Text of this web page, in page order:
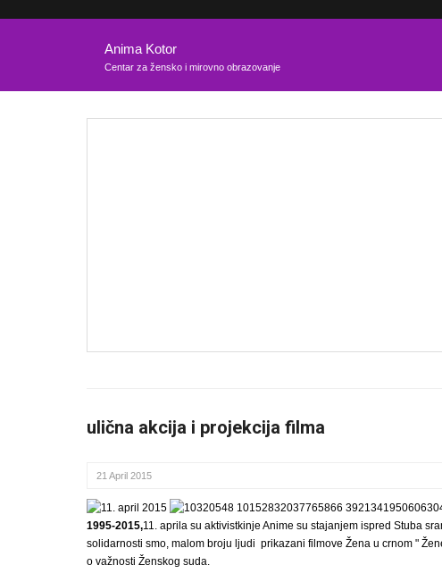
Anima Kotor
Centar za žensko i mirovno obrazovanje
ulična akcija i projekcija filma
21 April 2015
1995-2015,11. aprila su aktivistkinje Anime su stajanjem ispred Stuba
solidarnosti smo, malom broju ljudi prikazani filmove Žena u crnom "
o važnosti Ženskog suda.